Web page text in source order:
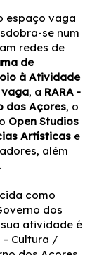
espaço vaga
se num
redes de
de
à Atividade
vaga, a RARA -
dos Açores, o
Open Studios
Artísticas e
além
como
dos
atividade é
Cultura /